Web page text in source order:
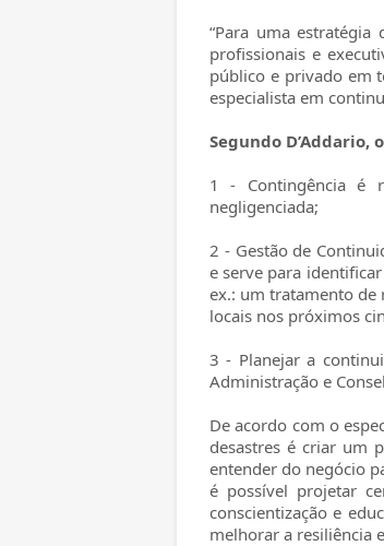
“Para uma
profissionais e
público e privado em
especialista em
Segundo
1 - Contingência é
negligenciada;
2 - Gestão de
e serve para
ex.: um tratamento de
locais nos próximos
3 - Planejar a
Administração e
De acordo com o
desastres é criar um
entender do negócio
é possível projetar
conscientização e
melhorar a resiliência